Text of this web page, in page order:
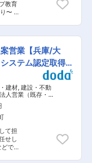
教育
〜 ■
若手
認定
方の
寧に
外向
仕事
ませ
り、
勤日
があ
す。
す。
営業【兵庫/大
ステム認定取得
建材, 建設・不動
人営業（既存・ル
て担
せし